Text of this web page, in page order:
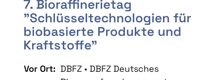
7. Bioraffinerietag
"Schlüsseltechnologien für
biobasierte Produkte und
Kraftstoffe"
Vor Ort: DBFZ • DBFZ Deutsches